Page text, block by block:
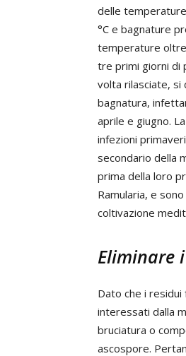
delle
°C e bagnature
temperature oltre
tre primi giorni di
volta rilasciate, si
bagnatura,
aprile e giugno.
infezioni
secondario della
prima della loro
Ramularia, e
coltivazione
Eliminare
Dato che i
interessati dalla
bruciatura o
ascospore.